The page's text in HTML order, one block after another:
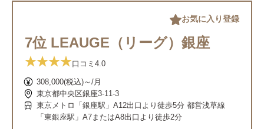
7位 LEAUGE（リーグ）銀座
口コミ 4.0
308,000(税込)～/月
東京都中央区銀座3-11-3
東京メトロ「銀座駅」A12出口より徒歩5分 都営浅草線